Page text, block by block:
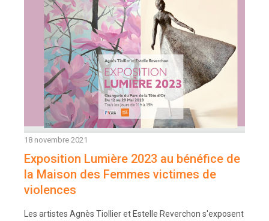
18 novembre 2021
Exposition Lumière 2023 au bénéfice de
la Maison des Femmes victimes de
violences
Les artistes Agnès Tiollier et Estelle Reverchon s'exposent